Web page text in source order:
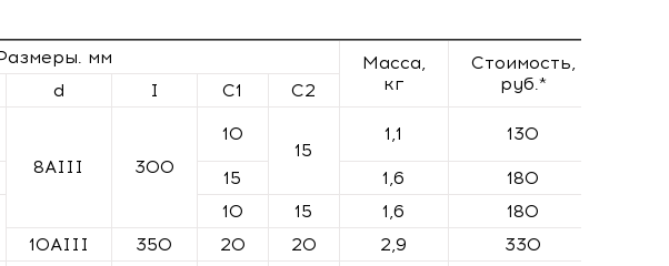
мм
Масса,
кг
Стоимость,
руб.*
d I C1 C2
8AIII
300
10
15
1,1 130
15 1,6 180
10 15 1,6 180
10AIII 350 20 20 2,9 330